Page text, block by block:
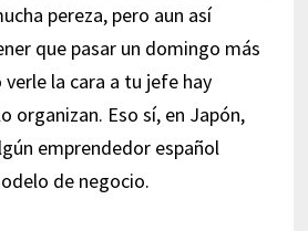
pereza, pero aun así
que pasar un domingo más
verle la cara a tu jefe hay
organizan. Eso sí, en Japón,
emprendedor español
de negocio.